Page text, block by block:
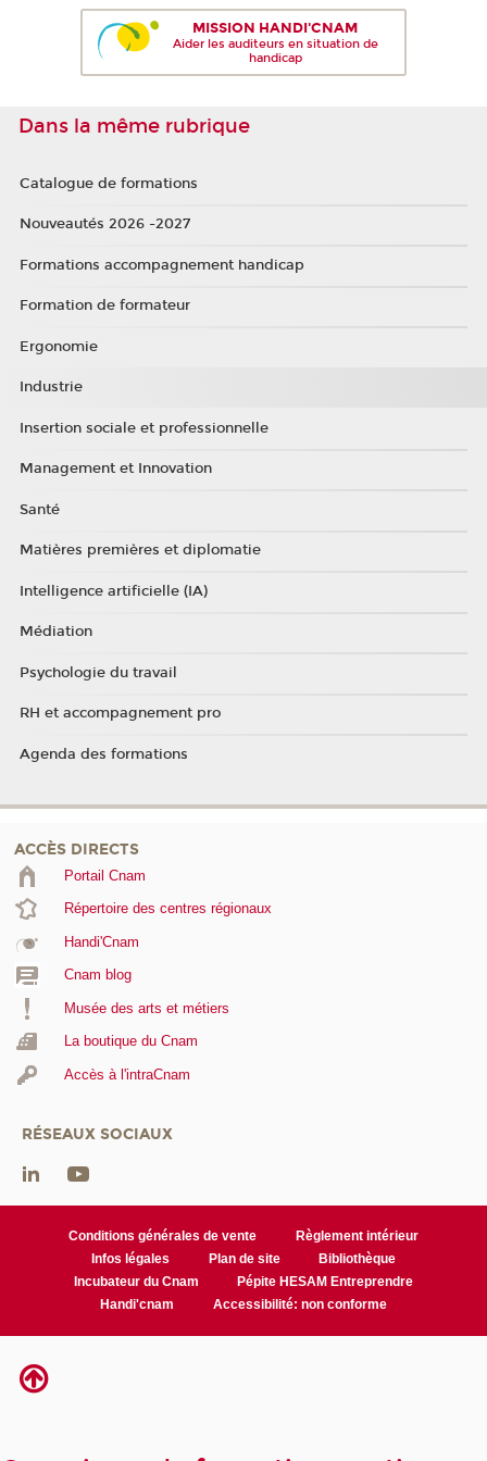
MISSION HANDI'CNAM
Aider les auditeurs en situation de
handicap
Dans la même rubrique
Catalogue de formations
Nouveautés 2026 -2027
Formations accompagnement handicap
Formation de formateur
Ergonomie
Industrie
Insertion sociale et professionnelle
Management et Innovation
Santé
Matières premières et diplomatie
Intelligence artificielle (IA)
Médiation
Psychologie du travail
RH et accompagnement pro
Agenda des formations
ACCÈS DIRECTS
Portail Cnam
Répertoire des centres régionaux
Handi'Cnam
Cnam blog
Musée des arts et métiers
La boutique du Cnam
Accès à l'intraCnam
RÉSEAUX SOCIAUX
Conditions générales de vente
Règlement intérieur
Infos légales
Plan de site
Bibliothèque
Incubateur du Cnam
Pépite HESAM Entreprendre
Handi'cnam
Accessibilité: non conforme